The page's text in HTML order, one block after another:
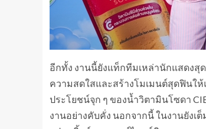
อีกทั้ง งานนี้ยังแท็กทีมเหล่านักแสดงสุ
ความสดใสและสร้างโมเมนต์สุดฟิน
ประโยชน์จุก ๆ ของน้ำวิตามินโซดา
งานอย่างคับคั่ง นอกจากนี้ ในงานยังเ